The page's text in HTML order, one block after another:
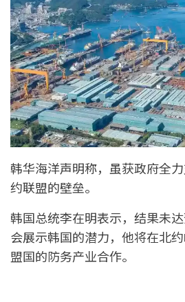
韩华海洋声明称，虽获政府全
约联盟的壁垒。
韩国总统李在明表示，结果未
会展示韩国的潜力，他将在北
盟国的防务产业合作。